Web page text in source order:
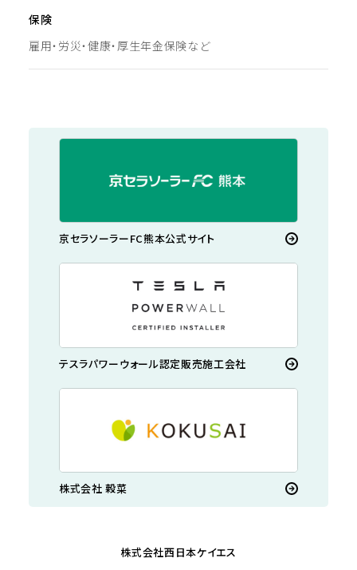
保険
雇用・労災・健康・厚生年金保険など
京セラソーラーFC熊本公式サイト
テスラパワーウォール認定販売施工会社
株式会社 穀菜
株式会社西日本ケイエス